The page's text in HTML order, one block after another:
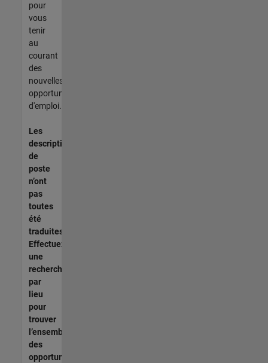
pour
vous
tenir
au
courant
des
nouvelles
opportunités
d'emploi.
Les
descriptions
de
poste
n’ont
pas
toutes
été
traduites.
Effectuez
une
recherche
par
lieu
pour
trouver
l’ensemble
des
opportunités